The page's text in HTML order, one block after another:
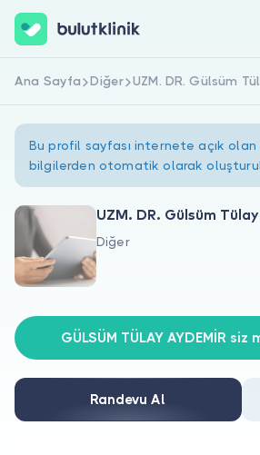
Hakkımızda
Doktorlar için
Doktor musunuz?
Hemen Kaydol
Ana Sayfa Diğer UZM. DR. Gülsüm
Bu profil sayfası internete açık olan
bilgilerden otomatik olarak
UZM. DR. Gülsüm
Diğer
GÜLSÜM TÜLAY AYDEMİR siz
Randevu Al